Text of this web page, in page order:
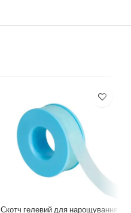
Скотч гелевий для нарощування